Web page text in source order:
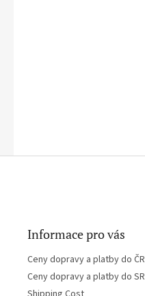
Informace pro vás
Ceny dopravy a platby do ČR
Ceny dopravy a platby do SR